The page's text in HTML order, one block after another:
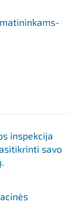
inspekcija
savo